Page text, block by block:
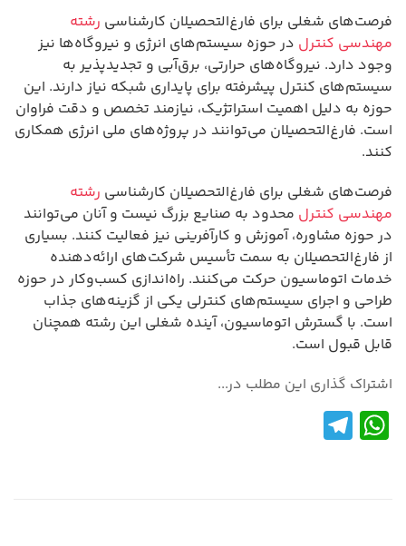
فرصت‌های شغلی برای فارغ‌التحصیلان کارشناسی رشته
مهندسی کنترل در حوزه سیستم‌های انرژی و نیروگاه‌ها نیز
وجود دارد. نیروگاه‌های حرارتی، برق‌آبی و تجدیدپذیر به
سیستم‌های کنترل پیشرفته برای پایداری شبکه نیاز دارند. این
حوزه به دلیل اهمیت استراتژیک، نیازمند تخصص و دقت فراوان
است. فارغ‌التحصیلان می‌توانند در پروژه‌های ملی انرژی همکاری
کنند.
فرصت‌های شغلی برای فارغ‌التحصیلان کارشناسی رشته
مهندسی کنترل محدود به صنایع بزرگ نیست و آنان می‌توانند
در حوزه مشاوره، آموزش و کارآفرینی نیز فعالیت کنند. بسیاری
از فارغ‌التحصیلان به سمت تأسیس شرکت‌های ارائه‌دهنده
خدمات اتوماسیون حرکت می‌کنند. راه‌اندازی کسب‌وکار در حوزه
طراحی و اجرای سیستم‌های کنترلی یکی از گزینه‌های جذاب
است. با گسترش اتوماسیون، آینده شغلی این رشته همچنان
قابل قبول است.
اشتراک گذاری این مطلب در...
W
h